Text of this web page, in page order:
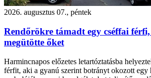
2026. augusztus 07., péntek
Rendőrökre támadt egy cséffai
megütötte őket
Harmincnapos előzetes letartóztatásba
férfit, aki a gyanú szerint botrányt okozott